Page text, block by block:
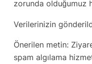
zorunda olduğumuz
Verilerinizin
Önerilen metin:
spam algılama